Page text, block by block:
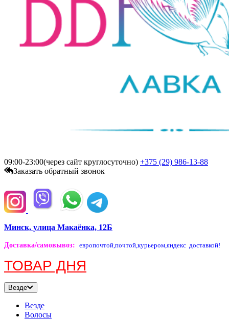
09:00-23:00(через сайт круглосуточно) +375 (29) 986-13-88
Заказать обратный звонок
Минск, улица Макаёнка, 12Б
Доставка/самовывоз: европочтой,почтой,курьером,яндекс доставкой!
ТОВАР ДНЯ
Везде
Везде
Волосы